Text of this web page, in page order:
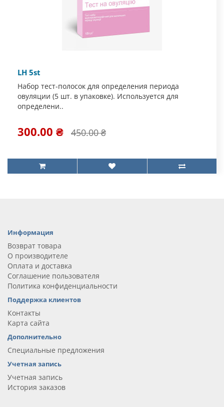
LH 5st
Набор тест-полосок для определения периода
овуляции (5 шт. в упаковке). Используется для
определени..
300.00 ₴ 450.00 ₴
Информация
Возврат товара
О производителе
Оплата и доставка
Соглашение пользователя
Политика конфиденциальности
Поддержка клиентов
Контакты
Карта сайта
Дополнительно
Специальные предложения
Учетная запись
Учетная запись
История заказов